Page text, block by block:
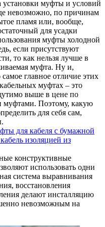
установки муфты и условий
невозможно, по причинам
пламя или, вообще,
для усадки
муфты холодной
если присутствуют
то как нельзя лучше в
муфта. Ну и,
главное отличие этих
муфтах – это
выше в цене по
муфтами. Поэтому, какую
для себя сам,
для кабеля с бумажной
изоляцией из
конструктивные
использовать одни
система выравнивания
восстановления
делают инсталляцию
невозможным на